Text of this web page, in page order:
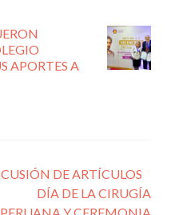
APORTES A
DE ARTÍCULOS
DÍA DE LA CIRUGÍA